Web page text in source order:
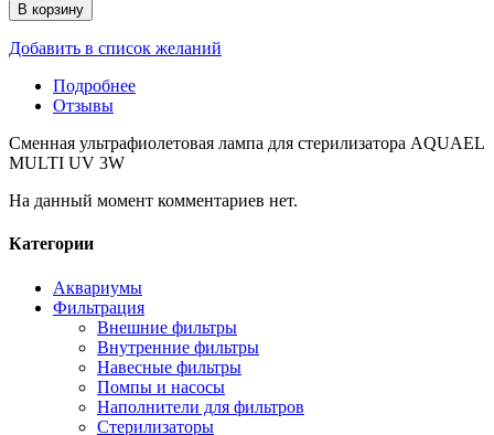
В корзину
Добавить в список желаний
Подробнее
Отзывы
Сменная ультрафиолетовая лампа для стерилизатора AQUAEL
MULTI UV 3W
На данный момент комментариев нет.
Категории
Аквариумы
Фильтрация
Внешние фильтры
Внутренние фильтры
Навесные фильтры
Помпы и насосы
Наполнители для фильтров
Стерилизаторы